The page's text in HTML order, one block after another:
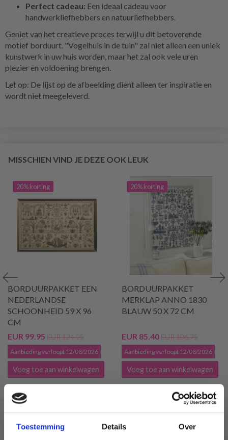
Toestemming Details Over
Perfect cadeau: Een ideaal cadeau voor
handwerkliefhebbers en natuurliefhebbers.
Geniet van het creatieve proces terwijl u dit betoverende
motief borduurt. "Vogelhuis in de tuin" zal niet alleen een uniek
kunstwerk in uw huis worden, maar het zal ook vele uren
plezier en voldoening brengen.
Let op: De lijst op de afbeelding dient alleen ter inspiratie en
wordt niet meegeleverd.
MISSCHIEN VIND JE DEZE OOK LEUK
20% korting
BORDUURPAKKET EEN
NEDERLANDSE
SCHOONHEID 59 X 96
CM
EUR 99.95 EUR 124.95
Aanbieding verloopt 12/08/2026
Voeg toe aan winkelwagen
20% korting
BORDUURPAKKET
MERKLAP ANNO 1830
BLAUW 50 X 72 CM
EUR 85.40EUR 106.75
Aanbieding verloopt 12/08/2026
Voeg toe aan winkelwagen